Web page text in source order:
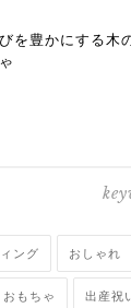
を豊かにする木
ング おしゃれ
おもちゃ 出産祝